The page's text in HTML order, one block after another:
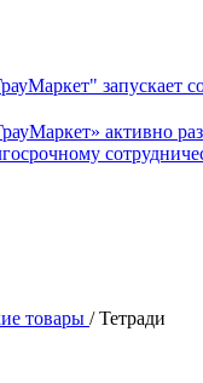
запускает
активно
товары /Тетради